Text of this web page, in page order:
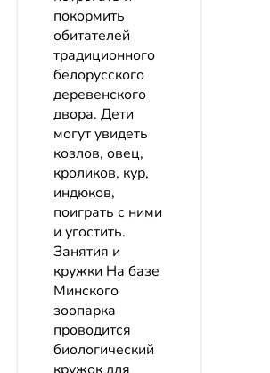
покормить
обитателей
традиционного
белорусского
деревенского
двора. Дети
могут увидеть
козлов, овец,
кроликов, кур,
индюков,
поиграть с ними
и угостить.
Занятия и
кружки На базе
Минского
зоопарка
проводится
биологический